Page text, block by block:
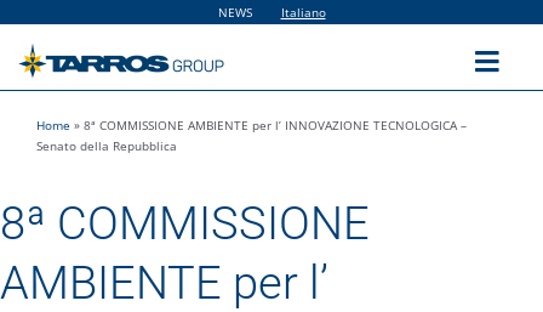
contenuto
NEWS Italiano
Home
The Group
Solutions
Home » 8ª COMMISSIONE AMBIENTE per l’ INNOVAZIONE TECNOLOGICA –
Senato della Repubblica
8ª COMMISSIONE
AMBIENTE per l’